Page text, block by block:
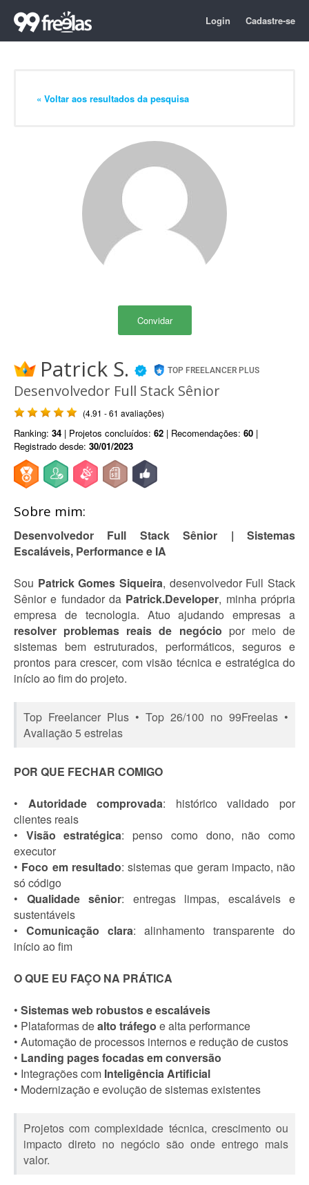
Login Cadastre-se
« Voltar aos resultados da pesquisa
Convidar
Patrick S. TOP FREELANCER PLUS
Desenvolvedor Full Stack Sênior
(4.91 - 61 avaliações)
Ranking: 34 | Projetos concluídos: 62 | Recomendações: 60 |
Registrado desde: 30/01/2023
Sobre mim:
Desenvolvedor Full Stack Sênior | Sistemas
Escaláveis, Performance e IA
Sou Patrick Gomes Siqueira, desenvolvedor Full Stack
Sênior e fundador da Patrick.Developer, minha própria
empresa de tecnologia. Atuo ajudando empresas a
resolver problemas reais de negócio por meio de
sistemas bem estruturados, performáticos, seguros e
prontos para crescer, com visão técnica e estratégica do
início ao fim do projeto.
Top Freelancer Plus • Top 26/100 no 99Freelas •
Avaliação 5 estrelas
POR QUE FECHAR COMIGO
• Autoridade comprovada: histórico validado por
clientes reais
• Visão estratégica: penso como dono, não como
executor
• Foco em resultado: sistemas que geram impacto, não
só código
• Qualidade sênior: entregas limpas, escaláveis e
sustentáveis
• Comunicação clara: alinhamento transparente do
início ao fim
O QUE EU FAÇO NA PRÁTICA
• Sistemas web robustos e escaláveis
• Plataformas dealto tráfego e alta performance
• Automação de processos internos e redução de custos
• Landing pages focadas em conversão
• Integrações com Inteligência Artificial
• Modernização e evolução de sistemas existentes
Projetos com complexidade técnica, crescimento ou
impacto direto no negócio são onde entrego mais
valor.